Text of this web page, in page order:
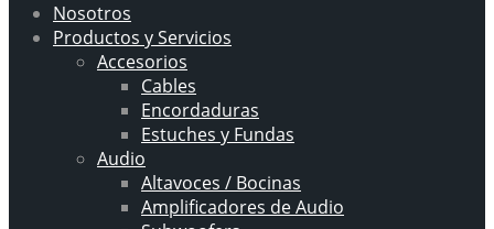
Nosotros
Productos y Servicios
Accesorios
Cables
Encordaduras
Estuches y Fundas
Audio
Altavoces / Bocinas
Amplificadores de Audio